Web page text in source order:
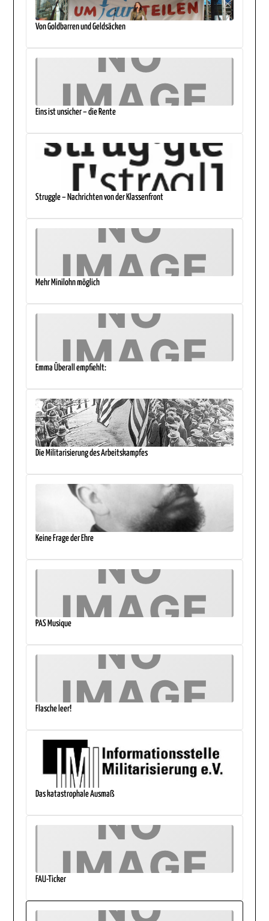
Von Goldbarren und Geldsäcken
Eins ist unsicher – die Rente
Struggle – Nachrichten von der Klassenfront
Mehr Minilohn möglich
Emma Überall empfiehlt:
Die Militarisierung des Arbeitskampfes
Keine Frage der Ehre
PAS Musique
Flasche leer!
Das katastrophale Ausmaß
FAU-Ticker